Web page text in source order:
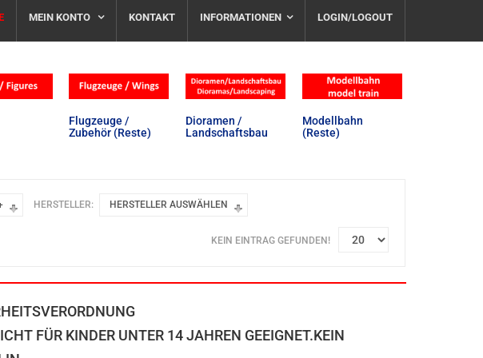
MEIN KONTO KONTAKT INFORMATIONEN LOGIN/LOGOUT
Flugzeuge /
Zubehör (Reste)
Dioramen /
Landschaftsbau
Modellbahn
(Reste)
HERSTELLER: HERSTELLER AUSWÄHLEN
KEIN EINTRAG GEFUNDEN!
FÜR KINDER UNTER 14 JAHREN GEEIGNET.KEIN